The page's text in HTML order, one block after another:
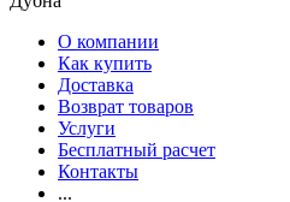
О компании
Как купить
Доставка
Возврат товаров
Услуги
Бесплатный расчет
Контакты
...